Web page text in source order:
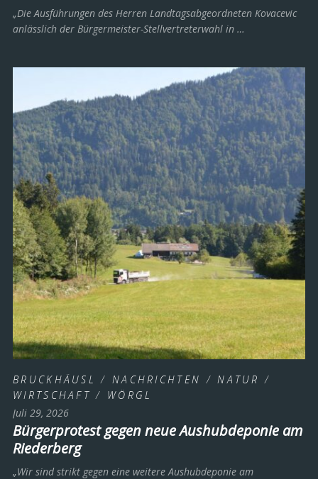
„Die Ausführungen des Herren Landtagsabgeordneten Kovacevic
anlässlich der Bürgermeister-Stellvertreterwahl in …
BRUCKHÄUSL / NACHRICHTEN / NATUR /
WIRTSCHAFT / WÖRGL
Juli 29, 2026
Bürgerprotest gegen neue Aushubdeponie am
Riederberg
„Wir sind strikt gegen eine weitere Aushubdeponie am